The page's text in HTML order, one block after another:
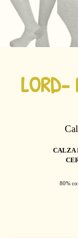
LORD-
CALZA
80%